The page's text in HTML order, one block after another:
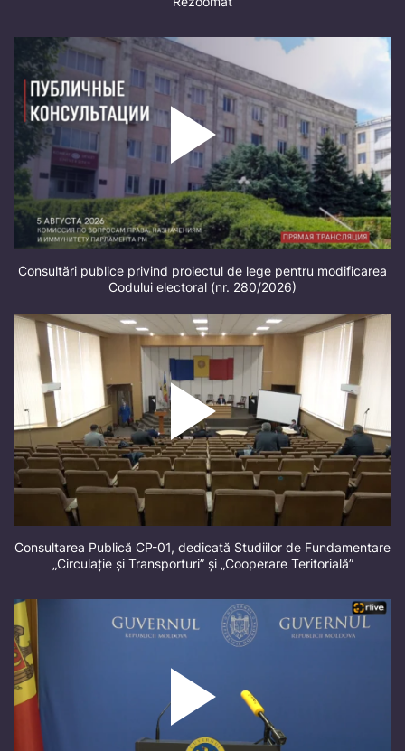
Consultări publice privind proiectul de lege pentru modificarea
Codului electoral (nr. 280/2026)
Consultarea Publică CP-01, dedicată Studiilor de Fundamentare
„Circulație și Transporturi” și „Cooperare Teritorială”